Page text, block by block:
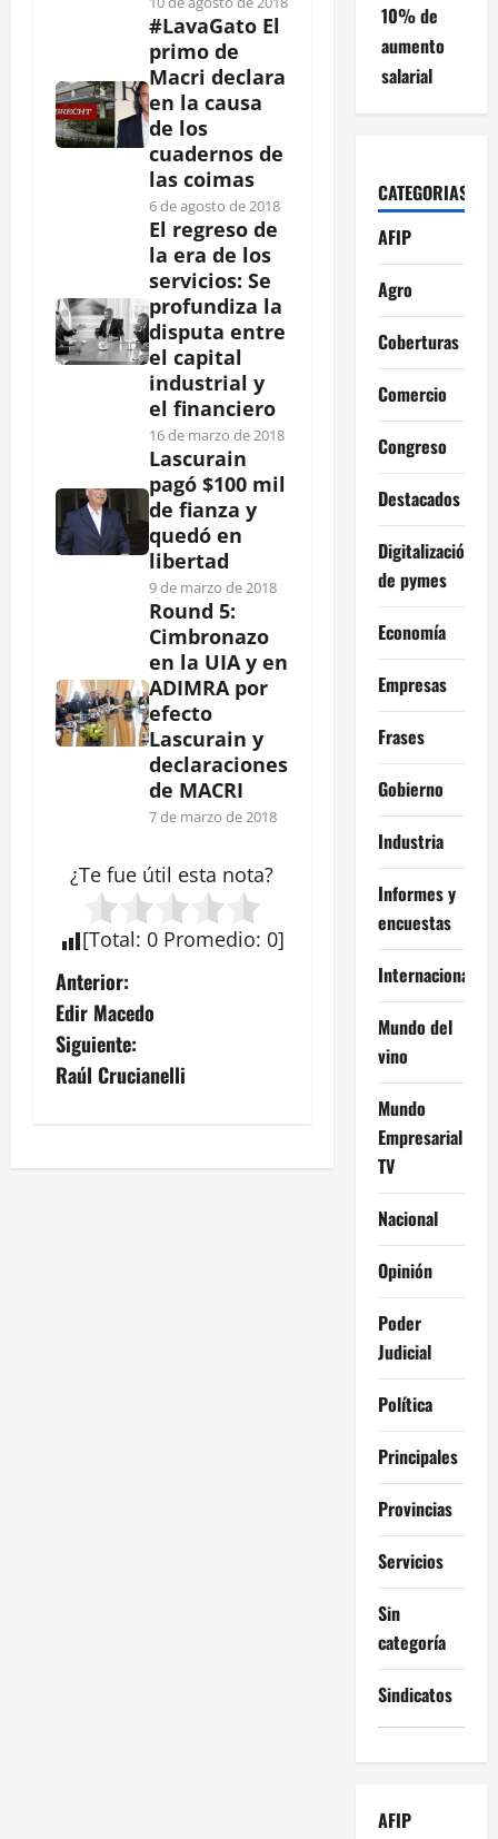
#LavaGato El
primo de
Macri declara
en la causa
de los
cuadernos de
las coimas
6 de agosto de 2018
El regreso de
la era de los
servicios: Se
profundiza la
disputa entre
el capital
industrial y
el financiero
16 de marzo de 2018
Lascurain
pagó $100 mil
de fianza y
quedó en
libertad
9 de marzo de 2018
Round 5:
Cimbronazo
en la UIA y en
ADIMRA por
efecto
Lascurain y
declaraciones
de MACRI
7 de marzo de 2018
¿Te fue útil esta nota?
[Total: 0 Promedio: 0]
N
a
v
g
Anterior:
Edir Macedo
Siguiente:
Raúl Crucianelli
10% de
aumento
salarial
CATEGORIAS
AFIP
Agro
Coberturas
Comercio
Congreso
Destacados
Digitalización
de pymes
Economía
Empresas
Frases
Gobierno
Industria
Informes y
encuestas
Internacional
Mundo del
vino
Mundo
Empresarial
TV
Nacional
Opinión
Poder
Judicial
Política
Principales
Provincias
Servicios
Sin
categoría
Sindicatos
AFIP